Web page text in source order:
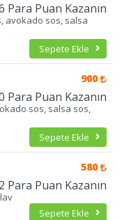
Para Puan Kazanın
avokado sos, salsa
Sepete Ekle
900
Para Puan Kazanın
sos, salsa sos,
Sepete Ekle
580
Para Puan Kazanın
Sepete Ekle